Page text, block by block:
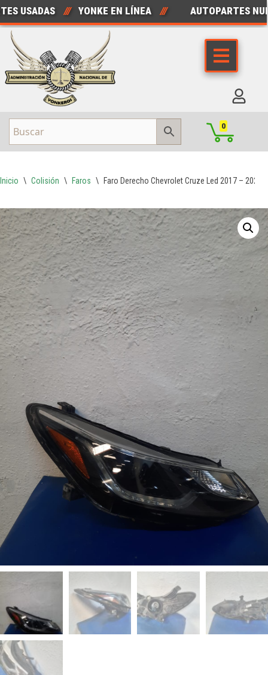
Saltar
al
contenido
USADAS /// YONKE EN LÍNEA /// AUTOPARTES
0
Inicio \ Colisión \ Faros \ Faro Derecho Chevrolet Cruze Led 2017 – 2020